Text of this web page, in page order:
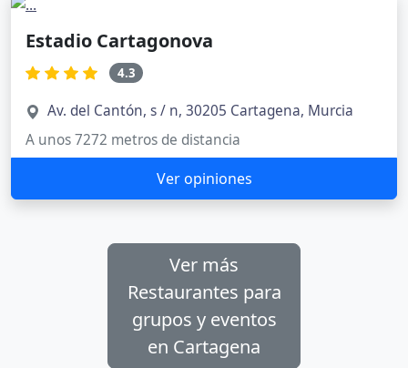
Estadio Cartagonova
4.3
Av. del Cantón, s / n, 30205 Cartagena, Murcia
A unos 7272 metros de distancia
Ver opiniones
Ver más
Restaurantes para
grupos y eventos
en Cartagena